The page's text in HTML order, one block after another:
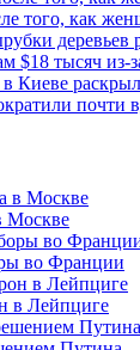
того, как
деревьев
$18 тысяч
Киеве
почти
Москве
во Франции
в Лейпциге